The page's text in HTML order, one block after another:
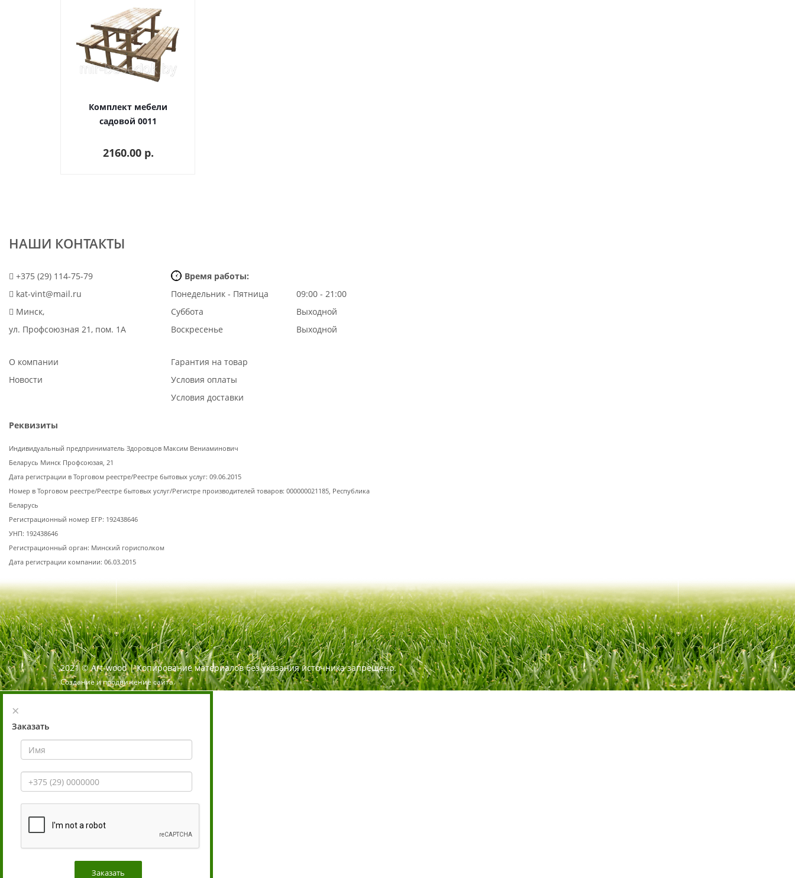
Комплект мебели
садовой 0011
2160.00 p.
НАШИ КОНТАКТЫ
+375 (29) 114-75-79
kat-vint@mail.ru
Минск,
ул. Профсоюзная 21, пом. 1А
Время работы:
Понедельник - Пятница
09:00 - 21:00
Суббота
Выходной
Воскресенье
Выходной
О компании
Новости
Гарантия на товар
Условия оплаты
Условия доставки
Реквизиты
Индивидуальный предприниматель Здоровцов Максим Вениаминович
Беларусь Минск Профсоюзая, 21
Дата регистрации в Торговом реестре/Реестре бытовых услуг: 09.06.2015
Номер в Торговом реестре/Реестре бытовых услуг/Регистре производителей товаров: 000000021185, Республика
Беларусь
Регистрационный номер ЕГР: 192438646
УНП: 192438646
Регистрационный орган: Минский горисполком
Дата регистрации компании: 06.03.2015
2021 ©Art-wood |Копирование материалов без указания источника запрещено.
Создание и продвижение сайта
×
Заказать
Заказать